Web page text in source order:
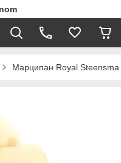
Марципан Royal Steensma